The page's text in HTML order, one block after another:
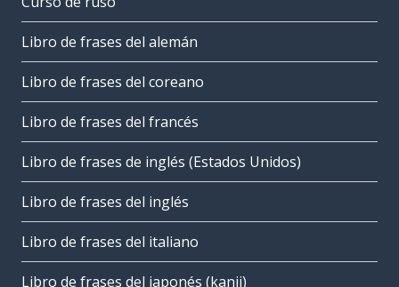
Libro de frases del alemán
Libro de frases del coreano
Libro de frases del francés
Libro de frases de inglés (Estados Unidos)
Libro de frases del inglés
Libro de frases del italiano
Libro de frases del japonés (kanji)